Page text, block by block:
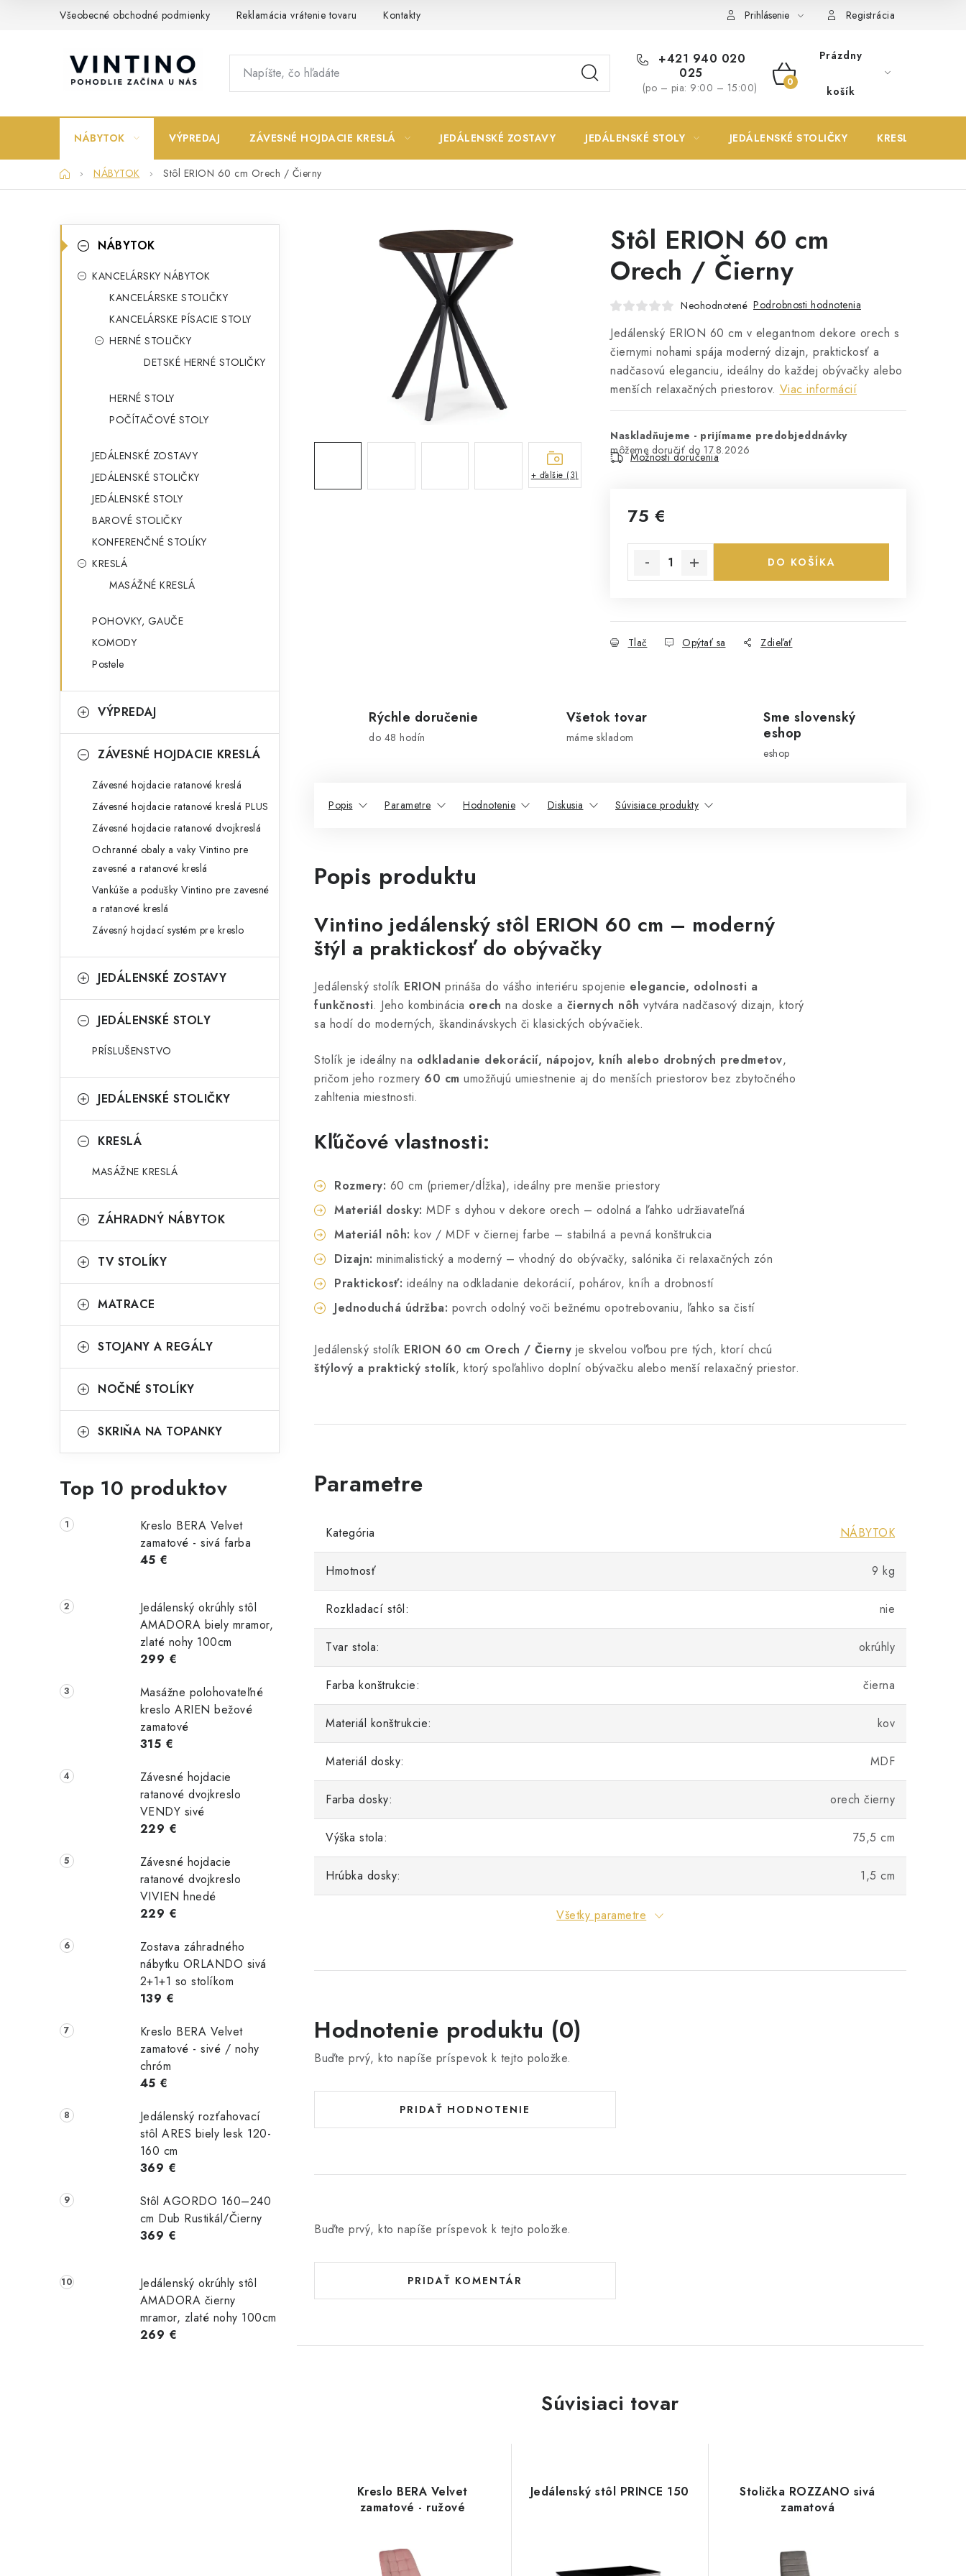
Všeobecné obchodné podmienky Reklamácia vrátenie tovaru Kontakty Prihlásenie Registrácia
+421 940 020
025
(po – pia: 9:00 – 15:00)
NÁKUPNÝ
Prázdny
košík
NÁBYTOK VÝPREDAJ ZÁVESNÉ HOJDACIE KRESLÁ JEDÁLENSKÉ ZOSTAVY JEDÁLENSKÉ STOLY JEDÁLENSKÉ STOLIČKY KRESLÁ
DomovNÁBYTOK Stôl ERION 60 cm Orech / Čierny
B
kategórie
K
a
NÁBYTOK
KANCELÁRSKY NÁBYTOK
KANCELÁRSKE STOLIČKY
KANCELÁRSKE PÍSACIE STOLY
HERNÉ STOLIČKY
DETSKÉ HERNÉ STOLIČKY
HERNÉ STOLY
POČÍTAČOVÉ STOLY
JEDÁLENSKÉ ZOSTAVY
JEDÁLENSKÉ STOLIČKY
JEDÁLENSKÉ STOLY
BAROVÉ STOLIČKY
KONFERENČNÉ STOLÍKY
KRESLÁ
MASÁŽNÉ KRESLÁ
POHOVKY, GAUČE
KOMODY
Postele
VÝPREDAJ
ZÁVESNÉ HOJDACIE KRESLÁ
Závesné hojdacie ratanové kreslá
Závesné hojdacie ratanové kreslá PLUS
Závesné hojdacie ratanové dvojkreslá
Ochranné obaly a vaky Vintino pre
zavesné a ratanové kreslá
Vankúše a podušky Vintino pre zavesné
a ratanové kreslá
Závesný hojdací systém pre kreslo
JEDÁLENSKÉ ZOSTAVY
JEDÁLENSKÉ STOLY
PRÍSLUŠENSTVO
JEDÁLENSKÉ STOLIČKY
KRESLÁ
MASÁŽNE KRESLÁ
ZÁHRADNÝ NÁBYTOK
TV STOLÍKY
MATRACE
STOJANY A REGÁLY
NOČNÉ STOLÍKY
SKRIŇA NA TOPANKY
Top 10 produktov
Kreslo BERA Velvet
zamatové - sivá farba
45 €
Jedálenský okrúhly stôl
AMADORA biely mramor,
zlaté nohy 100cm
299 €
Masážne polohovateľné
kreslo ARIEN bežové
zamatové
315 €
Závesné hojdacie
ratanové dvojkreslo
VENDY sivé
229 €
Závesné hojdacie
ratanové dvojkreslo
VIVIEN hnedé
229 €
Zostava záhradného
nábytku ORLANDO sivá
2+1+1 so stolíkom
139 €
Kreslo BERA Velvet
zamatové - sivé / nohy
chróm
45 €
Jedálenský rozťahovací
stôl ARES biely lesk 120-
160 cm
369 €
Stôl AGORDO 160–240
cm Dub Rustikál/Čierny
369 €
Jedálenský okrúhly stôl
AMADORA čierny
mramor, zlaté nohy 100cm
269 €
Stôl ERION 60 cm
Orech / Čierny
Neohodnotené Podrobnosti hodnotenia
Jedálenský ERION 60 cm v elegantnom dekore orech s
čiernymi nohami spája moderný dizajn, praktickosť a
nadčasovú eleganciu, ideálny do každej obývačky alebo
menších relaxačných priestorov. Viac informácií
Naskladňujeme - prijímame predobjeddnávky
17.8.2026
Možnosti doručenia
75 €
DO KOŠÍKA
Tlač Opýtať sa Zdieľať
+ ďalšie (3)
Rýchle doručenie
do 48 hodín
Všetok tovar
máme skladom
Sme slovenský
eshop
eshop
Popis Parametre Hodnotenie Diskusia Súvisiace produkty
Popis produktu
Vintino jedálenský stôl ERION 60 cm – moderný
štýl a praktickosť do obývačky
Jedálenský stolík ERION prináša do vášho interiéru spojenie elegancie, odolnosti a
funkčnosti. Jeho kombinácia orech na doske a čiernych nôh vytvára nadčasový dizajn, ktorý
sa hodí do moderných, škandinávskych či klasických obývačiek.
Stolík je ideálny na odkladanie dekorácií, nápojov, kníh alebo drobných predmetov,
pričom jeho rozmery 60 cm umožňujú umiestnenie aj do menších priestorov bez zbytočného
zahltenia miestnosti.
Kľúčové vlastnosti:
Rozmery: 60 cm (priemer/dĺžka), ideálny pre menšie priestory
Materiál dosky: MDF s dyhou v dekore orech – odolná a ľahko udržiavateľná
Materiál nôh: kov / MDF v čiernej farbe – stabilná a pevná konštrukcia
Dizajn: minimalistický a moderný – vhodný do obývačky, salónika či relaxačných zón
Praktickosť: ideálny na odkladanie dekorácií, pohárov, kníh a drobností
Jednoduchá údržba: povrch odolný voči bežnému opotrebovaniu, ľahko sa čistí
Jedálenský stolík ERION 60 cm Orech / Čierny je skvelou voľbou pre tých, ktorí chcú
štýlový a praktický stolík, ktorý spoľahlivo doplní obývačku alebo menší relaxačný priestor.
Kategória NÁBYTOK
Hmotnosť 9 kg
Rozkladací stôl: nie
Tvar stola: okrúhly
Farba konštrukcie: čierna
Materiál konštrukcie: kov
Materiál dosky: MDF
Farba dosky: orech čierny
Výška stola: 75,5 cm
Hrúbka dosky: 1,5 cm
Všetky parametre
Hodnotenie produktu (0)
Buďte prvý, kto napíše príspevok k tejto položke.
PRIDAŤ HODNOTENIE
Buďte prvý, kto napíše príspevok k tejto položke.
PRIDAŤ KOMENTÁR
Súvisiaci tovar
Kreslo BERA Velvet
zamatové - ružové
Jedálenský stôl PRINCE 150
Stolička ROZZANO sivá
zamatová